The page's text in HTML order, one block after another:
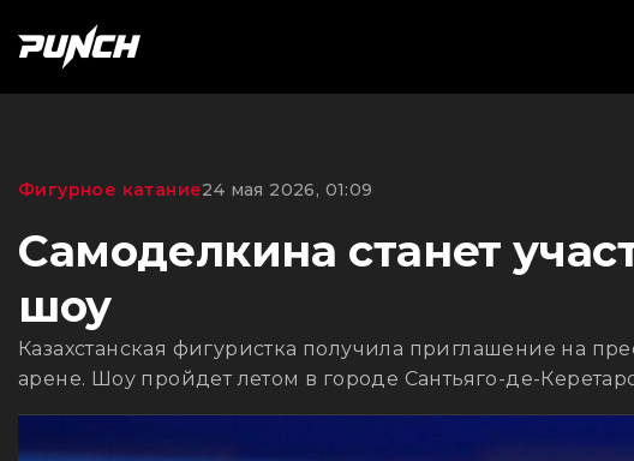
Фигурное катание24 мая 2026, 01:09
Самоделкина станет
шоу
Казахстанская фигуристка получила приглашение на
арене. Шоу пройдет летом в городе Сантьяго-де-